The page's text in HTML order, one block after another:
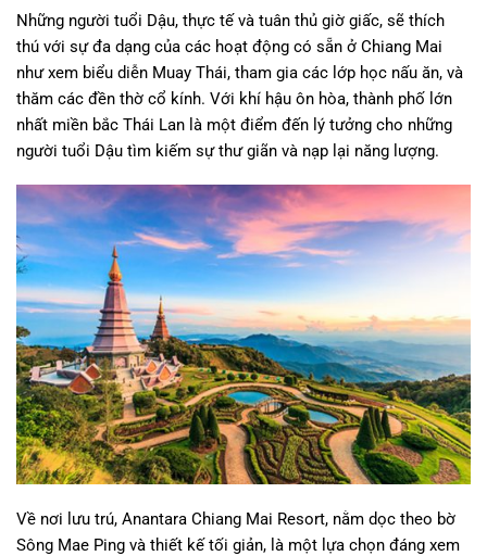
Những người tuổi Dậu, thực tế và tuân thủ giờ giấc, sẽ thích
thú với sự đa dạng của các hoạt động có sẵn ở Chiang Mai
như xem biểu diễn Muay Thái, tham gia các lớp học nấu ăn, và
thăm các đền thờ cổ kính. Với khí hậu ôn hòa, thành phố lớn
nhất miền bắc Thái Lan là một điểm đến lý tưởng cho những
người tuổi Dậu tìm kiếm sự thư giãn và nạp lại năng lượng.
Về nơi lưu trú, Anantara Chiang Mai Resort, nằm dọc theo bờ
Sông Mae Ping và thiết kế tối giản, là một lựa chọn đáng xem